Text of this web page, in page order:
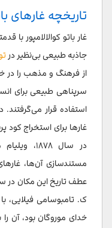
تاریخچه غارهای
جاذبه طبیعی بی‌نظیر در
از فرهنگ و مذهب را در
سرپناهی طبیعی برای
غارها برای استخراج کود
در سال
مستندسازی آن‌ها،
ک. تامبوسامی فیلایی،
خدای موروگان بود، آن